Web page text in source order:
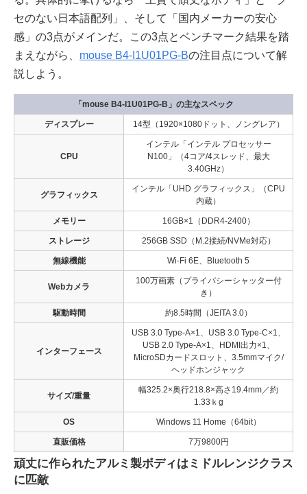
セのない日本語配列」、そして「国内メーカーの安心
感」の3点がメインだ。この3点とベンチマーク結果を踏
まえながら、 mouse B4-I1U01PG-Bの注目点について解
説しよう。
「mouse B4-I1U01PG-B」の主なスペック
ディスプレー 14型（1920×1080ドット、ノングレア）
CPU
インテル「インテル プロセッサー
N100」（4コア/4スレッド、最大
3.40GHz）
グラフィックス
インテル「UHD グラフィックス」（CPU
内蔵）
メモリー 16GB×1（DDR4-2400）
ストレージ 256GB SSD（M.2接続/NVMe対応）
無線機能 Wi-Fi 6E、Bluetooth 5
Webカメラ
100万画素（プライバシーシャッター付
き）
駆動時間 約8.5時間（JEITA 3.0）
インターフェース
USB 3.0 Type-A×1、USB 3.0 Type-C×1、
USB 2.0 Type-A×1、HDMI出力×1、
MicroSDカードスロット、3.5mmマイク/
ヘッドホンジャック
サイズ/重量
幅325.2×奥行218.8×高さ19.4mm／約
1.33ｋg
OS Windows 11 Home（64bit）
直販価格 7万9800円
頑丈に作られたアルミ製ボディはミドルレンジクラス
に匹敵